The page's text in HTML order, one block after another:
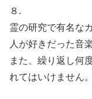
８.
霊の研究で有名な
人が好きだった音
また、繰り返し何
れてはいけません。